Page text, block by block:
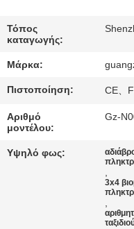
ΕΛΆΤΕ
ΣΕ
ΕΠΑΦΉ
ΖΗΤΉΣΤΕ
ΑΠΌΣΠΑΣΜΑ
Τόπος
καταγωγής:
Μάρκα:
Πιστοποίηση: CE、
Αριθμό
μοντέλου:
Gz-
Υψηλό φως:
,
3x4
,